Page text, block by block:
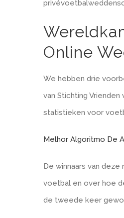
Online
We hebben drie
van Stichting
statistieken voor
Melhor Algoritmo De
De winnaars van
voetbal en over hoe
de tweede keer